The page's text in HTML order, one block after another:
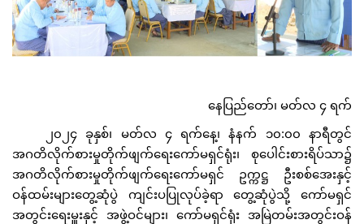
နေပြည်တော်၊ မတ်လ ၄ ရက်
၂၀၂၄ ခုနှစ်၊ မတ်လ ၄ ရက်နေ့၊ နံနက် ၁၀:၀၀ နာရီတွင်
အဂတိလိုက်စားမှုတိုက်ဖျက်ရေးကော်မရှင်ရုံး၊ စုပေါင်းစားရိပ်သာ၌
အဂတိလိုက်စားမှုတိုက်ဖျက်ရေးကော်မရှင် ဥက္ကဋ္ဌ ဦးစစ်အေးနှင့်
ဝန်ထမ်းများတွေ့ဆုံပွဲ ကျင်းပပြုလုပ်ခဲ့ရာ တွေ့ဆုံပွဲသို့ ကော်မရှင်
အတွင်းရေးမှူးနှင့် အဖွဲ့ဝင်များ၊ ကော်မရှင်ရုံး အမြဲတမ်းအတွင်းဝန်